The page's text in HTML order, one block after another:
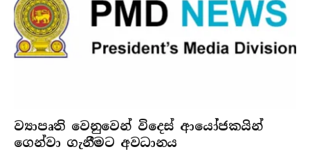
ව්‍යාපෘති වෙනුවෙන් විදෙස් ආයෝජකයින්
ගෙන්වා ගැනීමට අවධානය